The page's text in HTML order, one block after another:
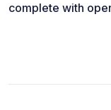
complete with